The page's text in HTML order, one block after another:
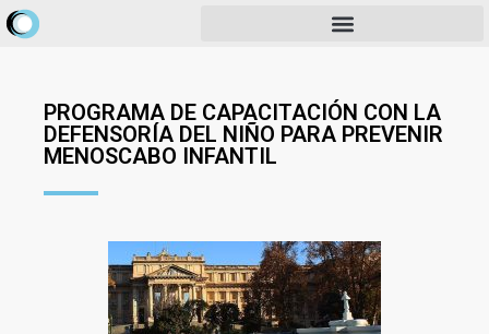
PROGRAMA DE CAPACITACIÓN CON LA
DEFENSORÍA DEL NIÑO PARA PREVENIR
MENOSCABO INFANTIL